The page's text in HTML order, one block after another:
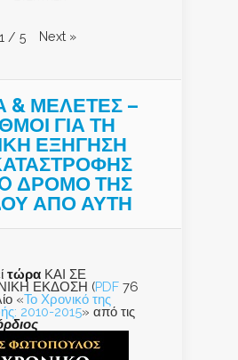
1 / 5 Next »
& ΜΕΛΕΤΕΣ –
ΓΙΑ ΤΗ
ΕΞΗΓΗΣΗ
ΔΡΟΜΟ ΤΗΣ
ΑΠΟ ΑΥΤΗ
τώρα ΚΑΙ ΣΕ
ΕΚΔΟΣΗ (PDF 76
«Το Χρονικό της
2010-2015» από τις